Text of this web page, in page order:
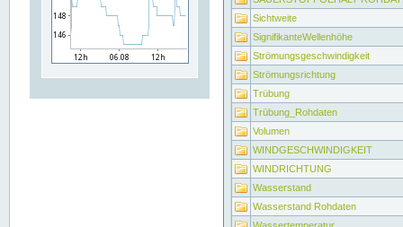
Sichtweite
SignifikanteWellenhöhe
Strömungsgeschwindigkeit
Strömungsrichtung
Trübung
Trübung_Rohdaten
Volumen
WINDGESCHWINDIGKEIT
WINDRICHTUNG
Wasserstand
Wasserstand Rohdaten